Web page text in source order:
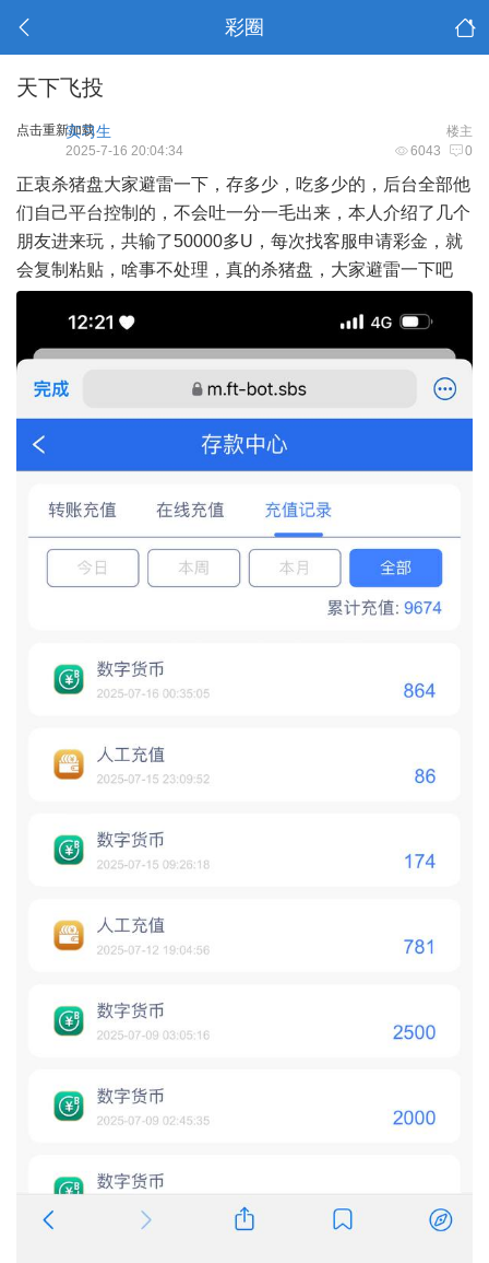
彩圈
天下飞投
点击重新加载 楼主
实习生
6043 0
2025-7-16 20:04:34
正衷杀猪盘大家避雷一下，存多少，吃多少的，后台全部他
们自己平台控制的，不会吐一分一毛出来，本人介绍了几个
朋友进来玩，共输了50000多U，每次找客服申请彩金，就
会复制粘贴，啥事不处理，真的杀猪盘，大家避雷一下吧